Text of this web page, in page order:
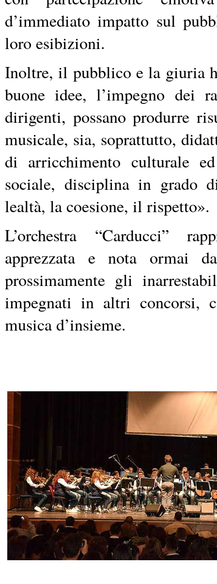
d’immediato impatto sul
loro esibizioni.
Inoltre, il pubblico e la giuria
buone idee, l’impegno dei
dirigenti, possano produrre
musicale, sia, soprattutto,
di arricchimento culturale
sociale, disciplina in grado
lealtà, la coesione, il rispetto».
L’orchestra “Carducci”
apprezzata e nota ormai
prossimamente gli
impegnati in altri concorsi,
musica d’insieme.